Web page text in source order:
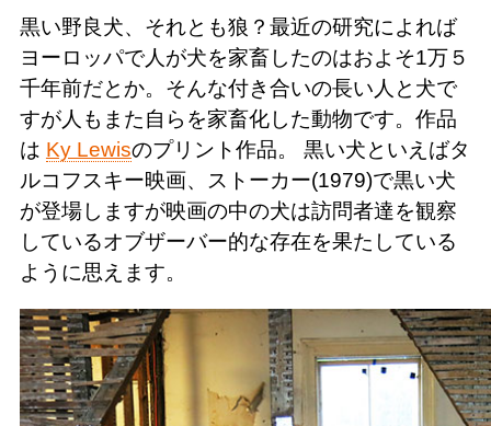
黒い野良犬、それとも狼？最近の研究によれば
ヨーロッパで人が犬を家畜したのはおよそ1万５
千年前だとか。そんな付き合いの長い人と犬で
すが人もまた自らを家畜化した動物です。作品
は Ky Lewisのプリント作品。 黒い犬といえばタ
ルコフスキー映画、ストーカー(1979)で黒い犬
が登場しますが映画の中の犬は訪問者達を観察
しているオブザーバー的な存在を果たしている
ように思えます。